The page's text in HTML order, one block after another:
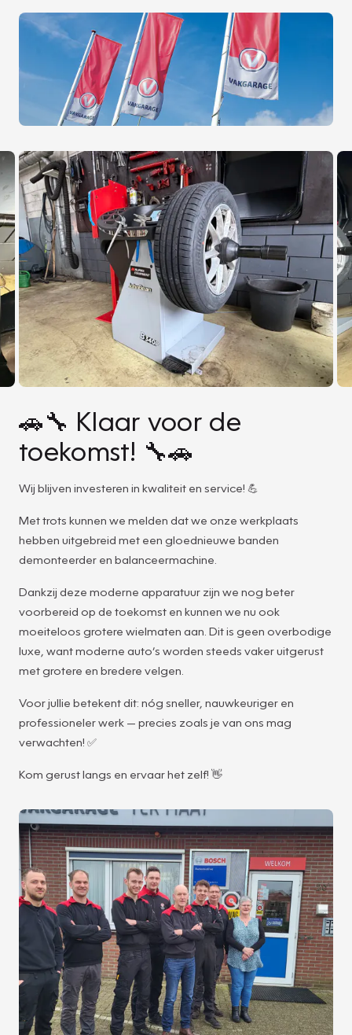
🚗🔧 Klaar voor de
toekomst! 🔧🚗
Wij blijven investeren in kwaliteit en service! 💪
Met trots kunnen we melden dat we onze werkplaats
hebben uitgebreid met een gloednieuwe banden
demonteerder en balanceermachine.
Dankzij deze moderne apparatuur zijn we nog beter
voorbereid op de toekomst en kunnen we nu ook
moeiteloos grotere wielmaten aan. Dit is geen overbodige
luxe, want moderne auto’s worden steeds vaker uitgerust
met grotere en bredere velgen.
Voor jullie betekent dit: nóg sneller, nauwkeuriger en
professioneler werk — precies zoals je van ons mag
verwachten! ✅
Kom gerust langs en ervaar het zelf! 👋